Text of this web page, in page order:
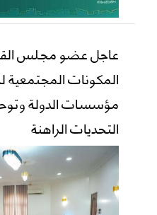
عاجل عضو مجلس
المكونات
مؤسسات الدولة
التحديات الراهنة